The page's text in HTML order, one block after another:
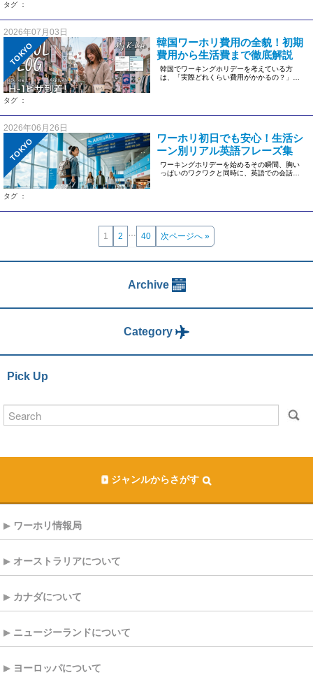
タグ ：
2026年07月03日
TOKYO
韓国ワーホリ費用の全貌！初期
費用から生活費まで徹底解説
韓国でワーキングホリデーを考えている方
は、「実際どれくらい費用がかかるの？」
タグ ：
2026年06月26日
TOKYO
ワーホリ初日でも安心！生活シ
ーン別リアル英語フレーズ集
ワーキングホリデーを始めるその瞬間、胸い
っぱいのワクワクと同時に、英語での会話に
タグ ：
1 2 … 40 次ページへ »
Archive
Category
Pick Up
ジャンルからさがす
ワーホリ情報局
オーストラリアについて
カナダについて
ニュージーランドについて
ヨーロッパについて